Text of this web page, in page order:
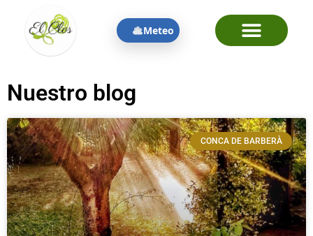
Meteo
Nuestro blog
CONCA DE BARBERÀ